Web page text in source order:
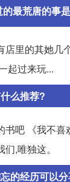
最荒唐的事
店里的其她几
起过来玩...
么推荐?
书吧 《我不
,唯独这。
的经历可以